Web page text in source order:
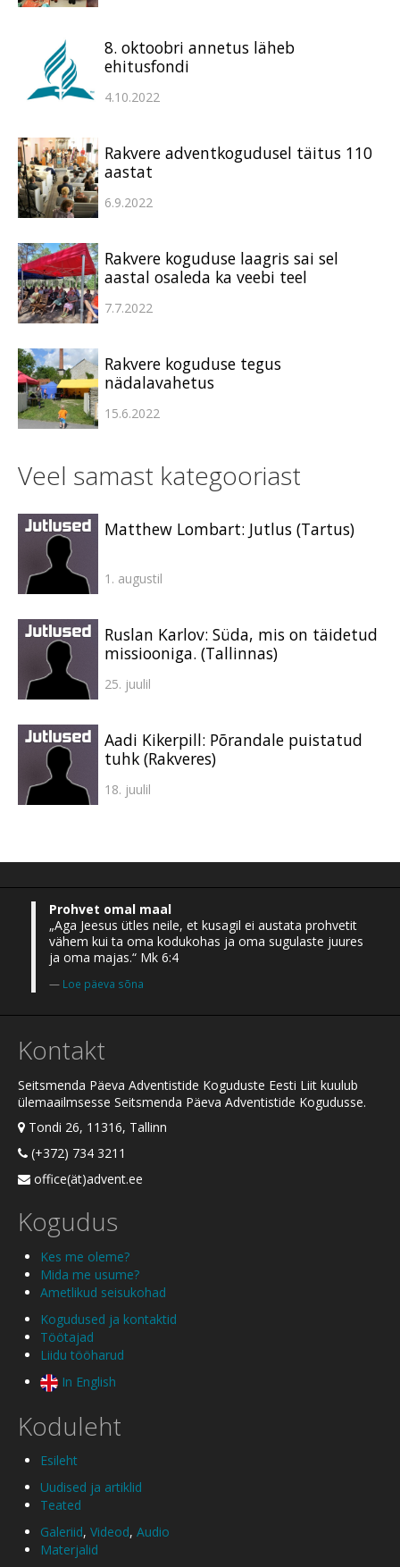
8. oktoobri annetus läheb
ehitusfondi
4.10.2022
Rakvere adventkogudusel täitus 110
aastat
6.9.2022
Rakvere koguduse laagris sai sel
aastal osaleda ka veebi teel
7.7.2022
Rakvere koguduse tegus
nädalavahetus
15.6.2022
Veel samast kategooriast
Matthew Lombart: Jutlus (Tartus)
1. augustil
Ruslan Karlov: Süda, mis on täidetud
missiooniga. (Tallinnas)
25. juulil
Aadi Kikerpill: Põrandale puistatud
tuhk (Rakveres)
18. juulil
Prohvet omal maal
„Aga Jeesus ütles neile, et kusagil ei austata prohvetit
vähem kui ta oma kodukohas ja oma sugulaste juures
ja oma majas.“ Mk 6:4
Loe päeva sõna
Kontakt
Seitsmenda Päeva Adventistide Koguduste Eesti Liit kuulub
ülemaailmsesse Seitsmenda Päeva Adventistide Kogudusse.
Tondi 26, 11316, Tallinn
(+372) 734 3211
office(ät)advent.ee
Kogudus
Kes me oleme?
Mida me usume?
Ametlikud seisukohad
Kogudused ja kontaktid
Töötajad
Liidu tööharud
In English
Koduleht
Esileht
Uudised ja artiklid
Teated
Galeriid, Videod, Audio
Materjalid